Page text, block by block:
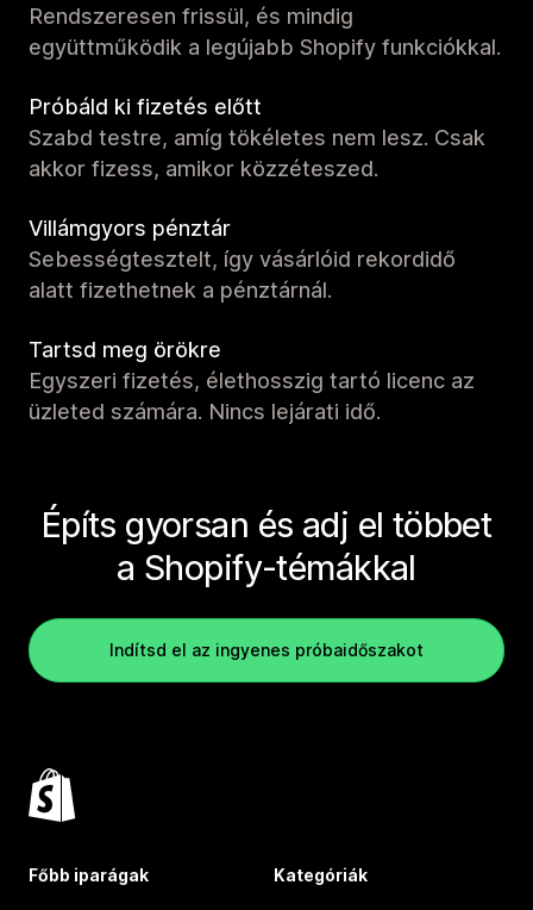
Rendszeresen frissül, és mindig
együttműködik a legújabb Shopify funkciókkal.
Próbáld ki fizetés előtt
Szabd testre, amíg tökéletes nem lesz. Csak
akkor fizess, amikor közzéteszed.
Villámgyors pénztár
Sebességtesztelt, így vásárlóid rekordidő
alatt fizethetnek a pénztárnál.
Tartsd meg örökre
Egyszeri fizetés, élethosszig tartó licenc az
üzleted számára. Nincs lejárati idő.
Építs gyorsan és adj el többet
a Shopify-témákkal
Indítsd el az ingyenes próbaidőszakot
Főbb iparágak Kategóriák